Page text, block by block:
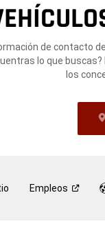
de contacto
lo que
los
Empleos